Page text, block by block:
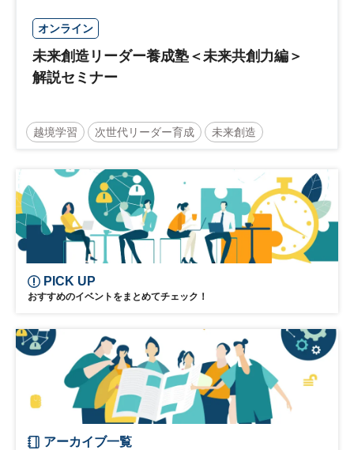
オンライン
未来創造リーダー養成塾＜未来共創力編＞
解説セミナー
越境学習 次世代リーダー育成 未来創造
リーダーシップ 新規事業
PICK UP
おすすめのイベントをまとめてチェック！
アーカイブ一覧